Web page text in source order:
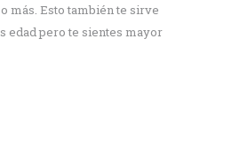
más. Esto también te sirve
edad pero te sientes mayor